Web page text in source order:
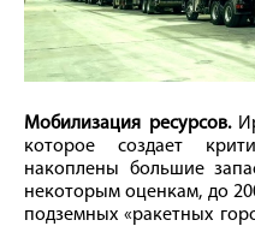
Мобилизация ресурсов.
которое создает
накоплены большие
некоторым оценкам, до
подземных «ракетных